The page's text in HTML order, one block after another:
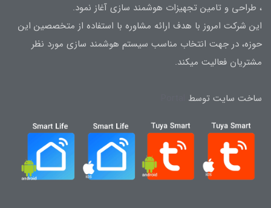
، طراحی و تامین تجهیزات هوشمند سازی آغاز نمود.
این شرکت امروز با هدف ارائه مشاوره با استفاده از متخصصین این
حوزه، در جهت انتخاب مناسب سیستم هوشمند سازی مورد نظر
مشتریان فعالیت میکند.
ساخت سایت توسط